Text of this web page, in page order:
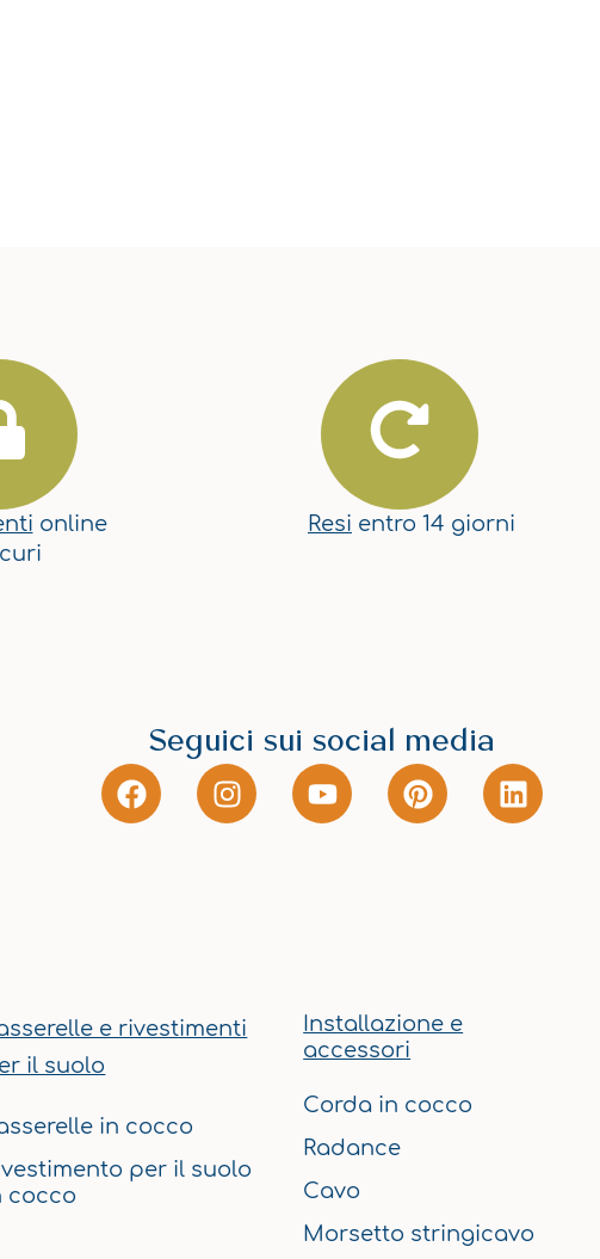
online
Resi entro 14 giorni
Seguici sui social media
F
a
I
n
m
Y
o
P
i
t
L
i
e rivestimenti
il suolo
in cocco
per il suolo
cocco
Installazione e
accessori
Corda in cocco
Radance
Cavo
Morsetto stringicavo